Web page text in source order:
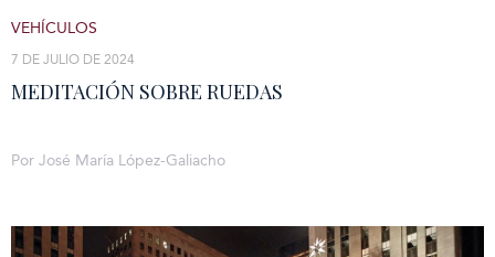
MEDITACIÓN SOBRE RUEDAS
7 DE JULIO DE 2024
VEHÍCULOS
Por José María López-Galiacho